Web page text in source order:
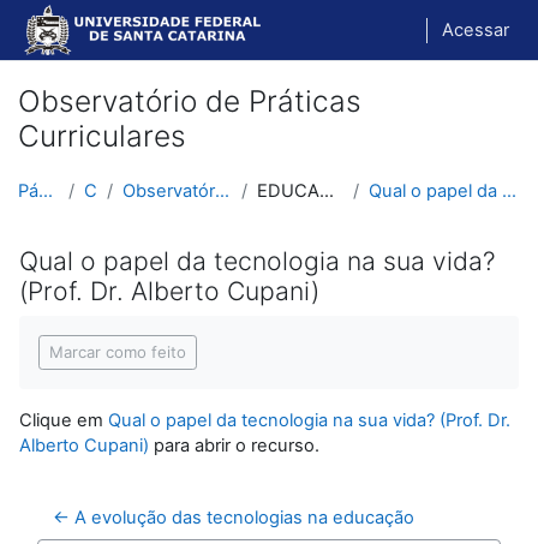
Ir para o conteúdo principal
Acessar
Observatório de Práticas
Curriculares
Página inicial Cursos Observatório de Práticas Curriculares EDUCAÇÃO E TECNOLOGIAS Qual o papel da tecnologia na sua vida? (Prof. Dr....
Qual o papel da tecnologia na sua vida?
(Prof. Dr. Alberto Cupani)
Marcar como feito
Clique em Qual o papel da tecnologia na sua vida? (Prof. Dr.
Alberto Cupani) para abrir o recurso.
← A evolução das tecnologias na educação